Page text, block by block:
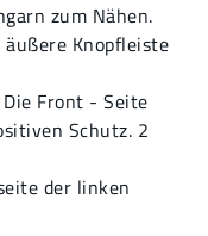
zum Nähen.
äußere Knopfleiste
Front - Seite
Schutz. 2
der linken